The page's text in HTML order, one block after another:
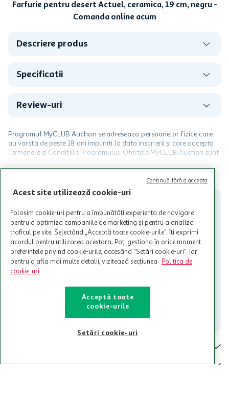
Farfurie pentru desert Actuel, ceramica, 19 cm, negru -
Comanda online acum
Descriere produs
Specificatii
Review-uri
Programul MyCLUB Auchan se adreseaza persoanelor fizice care
au varsta de peste 18 ani impliniti la data inscrierii și care accepta
Termenele și Condițiile Programului. Ofertele MyCLUB Auchan sunt
limita a 12 unitati / card client o singura data in perioada promotiei.
Cardul poate fi utilizat doar in legatura cu magazinele Auchan
participante și pentru acțiuni promotionale indicate de Auchan si
nu raspunde pentru imposibilitatea utilizarii Cardului in perioada in
care aceste este suspendat sau in perioada in care sunt efectuate
intretineri sau reparatii tehnice la sistemul de utilizarea al Cardului.
Contacteaza-ne!
021-9141 contact@auchan.ro
Contact
Cine suntem
Acest site utilizează cookie-uri
Folosim cookie-uri pentru a îmbunătăți experiența de navigare,
pentru a optimiza campaniile de marketing și pentru a analiza
traficul pe site. Selectând „Acceptă toate cookie-urile”, îți exprimi
acordul pentru utilizarea acestora. Poți gestiona în orice moment
preferințele privind cookie-urile, accesând "Setări cookie-uri", iar
pentru a afla mai multe detalii, vizitează secțiunea
Politica de
cookie-uri
Acceptă toate
cookie-urile
Setări cookie-uri
Continuă fără a accepta